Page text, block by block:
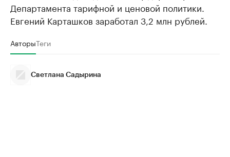
Департамента тарифной и ценовой политики.
Евгений Карташков заработал 3,2 млн рублей.
АвторыТеги
Светлана Садырина